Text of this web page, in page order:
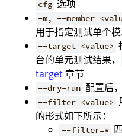
cfg 选项
-m, --member
用于指定测试单个
--target <value>
台的单元测试结果，
target章节
--dry-run 配置后
--filter <value>
的形式如下所示：
--filter=*